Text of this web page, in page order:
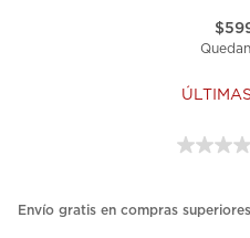
Envío gratis en compras